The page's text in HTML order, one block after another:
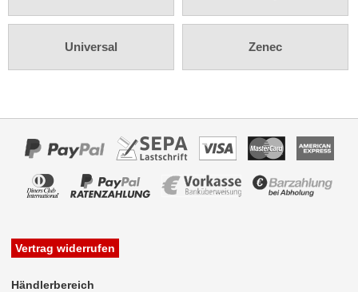
Rückfahrsysteme
Verstärker
Zubehör
Aktivsystemadapter
Antennenkabel
Antennensplitter
Universal Zenec
Vertrag widerrufen
Händlerbereich